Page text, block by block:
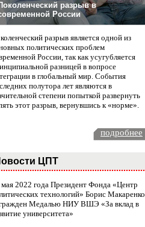
разрыв в
России
разрыв является одной из
политических проблем
России, так как усугубляется
разницей в вопросе
в глобальный мир. События
полутора лет являются в
степени попыткой развернуть
этот разрыв, вернувшись к «норме».
подробнее
ЦПТ
2022 года Президент Фонда «Центр
технологий» Борис Макаренко
Медалью НИУ ВШЭ «За вклад в
университета»